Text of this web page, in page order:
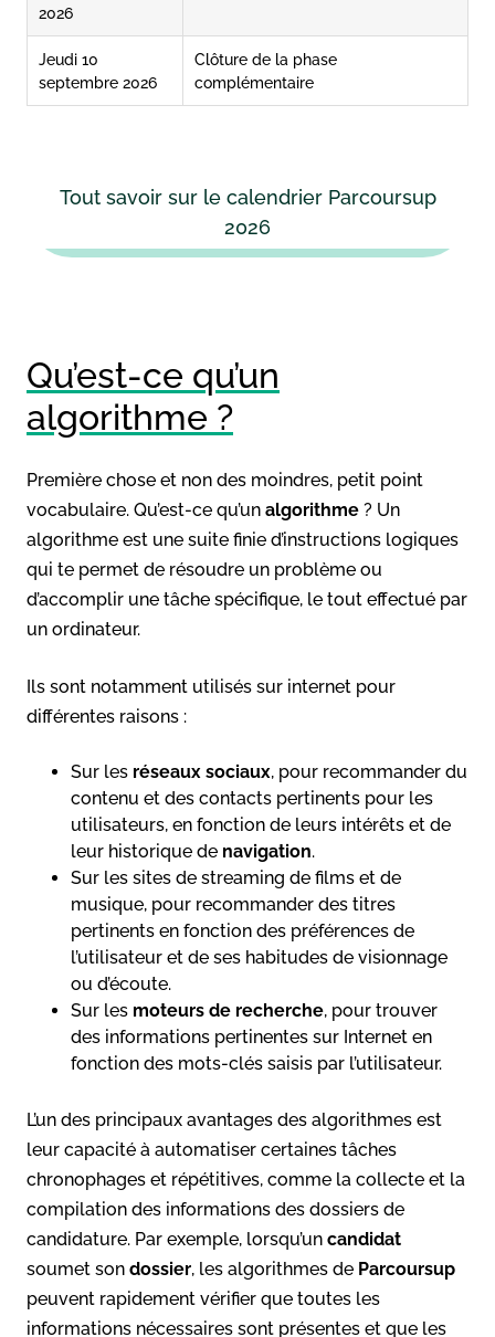
2026
Jeudi 10
septembre 2026
Clôture de la phase
complémentaire
Tout savoir sur le calendrier Parcoursup
2026
Qu’est-ce qu’un
algorithme ?
Première chose et non des moindres, petit point
vocabulaire. Qu’est-ce qu’un algorithme ? Un
algorithme est une suite finie d’instructions logiques
qui te permet de résoudre un problème ou
d’accomplir une tâche spécifique, le tout effectué par
un ordinateur.
Ils sont notamment utilisés sur internet pour
différentes raisons :
Sur les réseaux sociaux, pour recommander du
contenu et des contacts pertinents pour les
utilisateurs, en fonction de leurs intérêts et de
leur historique de navigation.
Sur les sites de streaming de films et de
musique, pour recommander des titres
pertinents en fonction des préférences de
l’utilisateur et de ses habitudes de visionnage
ou d’écoute.
Sur les moteurs de recherche, pour trouver
des informations pertinentes sur Internet en
fonction des mots-clés saisis par l’utilisateur.
L’un des principaux avantages des algorithmes est
leur capacité à automatiser certaines tâches
chronophages et répétitives, comme la collecte et la
compilation des informations des dossiers de
candidature. Par exemple, lorsqu’un candidat
soumet son dossier, les algorithmes de Parcoursup
peuvent rapidement vérifier que toutes les
informations nécessaires sont présentes et que les